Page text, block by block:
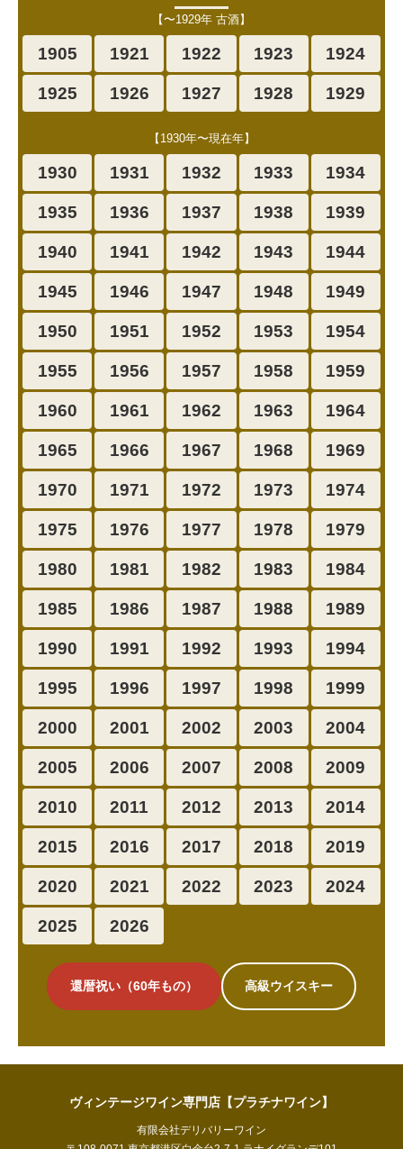
【〜1929年 古酒】
1905 1921 1922 1923 1924
1925 1926 1927 1928 1929
【1930年〜現在年】
1930 1931 1932 1933 1934
1935 1936 1937 1938 1939
1940 1941 1942 1943 1944
1945 1946 1947 1948 1949
1950 1951 1952 1953 1954
1955 1956 1957 1958 1959
1960 1961 1962 1963 1964
1965 1966 1967 1968 1969
1970 1971 1972 1973 1974
1975 1976 1977 1978 1979
1980 1981 1982 1983 1984
1985 1986 1987 1988 1989
1990 1991 1992 1993 1994
1995 1996 1997 1998 1999
2000 2001 2002 2003 2004
2005 2006 2007 2008 2009
2010 2011 2012 2013 2014
2015 2016 2017 2018 2019
2020 2021 2022 2023 2024
2025 2026
還暦祝い（60年もの） 高級ウイスキー
ヴィンテージワイン専門店【プラチナワイン】
有限会社デリバリーワイン